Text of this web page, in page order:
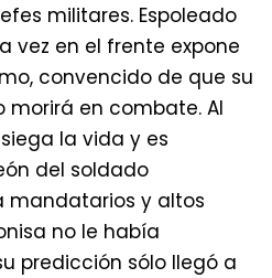
militares. Espoleado
vez en el frente expone
convencido de que su
morirá en combate. Al
la vida y es
del soldado
mandatarios y altos
no le había
predicción sólo llegó a